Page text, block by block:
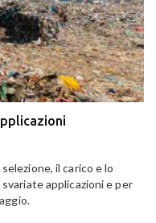
il carico e lo
applicazioni e per